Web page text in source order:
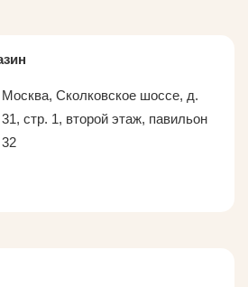
Москва, Сколковское шоссе, д.
31, стр. 1, второй этаж, павильон
32